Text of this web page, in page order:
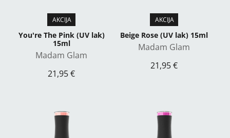
You're The Pink (UV lak)
15ml
Madam Glam
21,95 €
Beige Rose (UV lak) 15ml
Madam Glam
21,95 €